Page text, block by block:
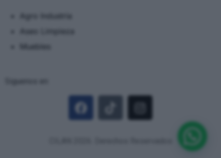
Aseo Limpieza
Muebles